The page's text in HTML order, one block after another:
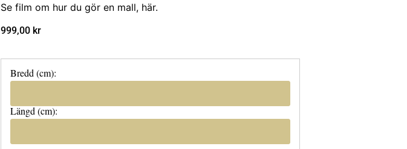
Se film om hur du gör en mall, här.
999,00 kr
Bredd (cm):
Längd (cm):